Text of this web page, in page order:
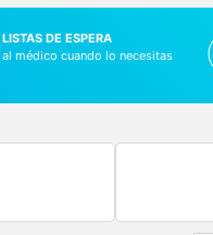
DE ESPERA
al médico cuando lo necesitas